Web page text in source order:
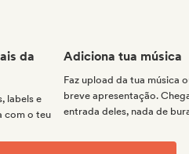
da
labels e
com o teu
Adiciona tua música
Faz upload da tua música
breve apresentação.
entrada deles, nada de